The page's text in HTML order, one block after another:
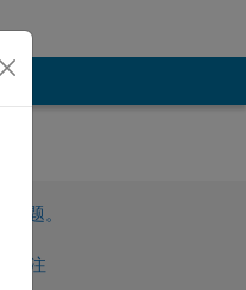
题。
关注